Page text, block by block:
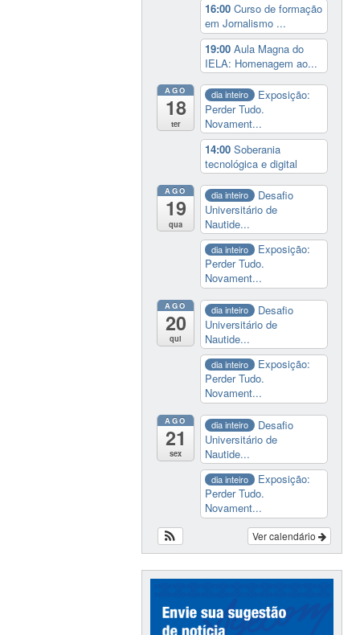
16:00Curso de formação
em Jornalismo ...
19:00Aula Magna do
IELA: Homenagem ao...
AGO
18
ter
dia inteiro
Exposição:
Perder Tudo.
Novament...
14:00Soberania
tecnológica e digital
AGO
19
qua
dia inteiro
Desafio
Universitário de
Nautide...
dia inteiro
Exposição:
Perder Tudo.
Novament...
AGO
20
qui
dia inteiro
Desafio
Universitário de
Nautide...
dia inteiro
Exposição:
Perder Tudo.
Novament...
AGO
21
sex
dia inteiro
Desafio
Universitário de
Nautide...
dia inteiro
Exposição:
Perder Tudo.
Novament...
Ver calendário